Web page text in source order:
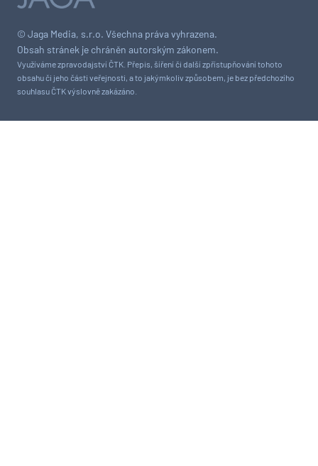
© Jaga Media, s.r.o. Všechna práva vyhrazena.
Obsah stránek je chráněn autorským zákonem.
Využíváme zpravodajství ČTK. Přepis, šíření či další zpřístupňování tohoto
obsahu či jeho části veřejnosti, a to jakýmkoliv způsobem, je bez předchozího
souhlasu ČTK výslovně zakázáno.